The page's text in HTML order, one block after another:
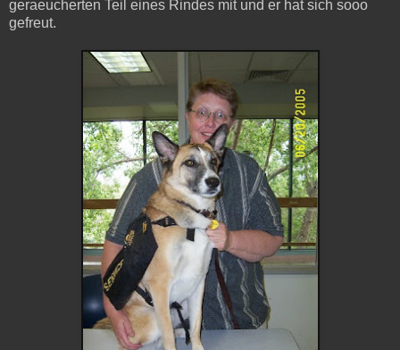
geraeucherten Teil eines Rindes mit und er hat sich sooo
gefreut.